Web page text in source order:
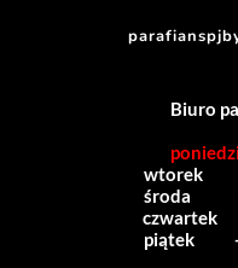
Biuro
wtorek
środa
czwartek
piątek